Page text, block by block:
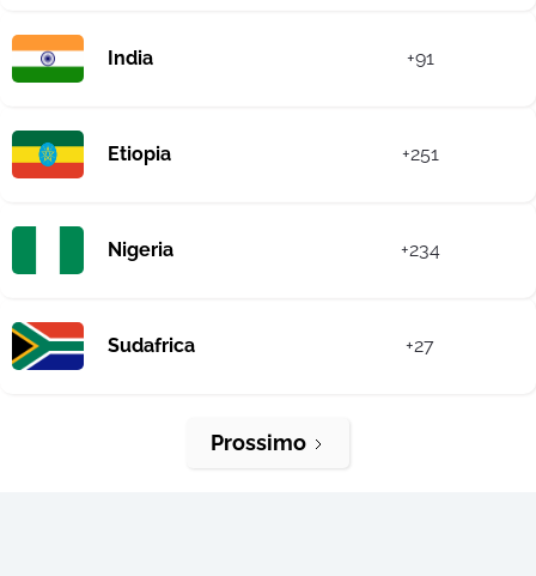
India +91
Etiopia +251
Nigeria +234
Sudafrica +27
Prossimo